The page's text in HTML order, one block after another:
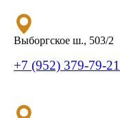
Выборгское ш., 503/2
+7 (952) 379-79-21